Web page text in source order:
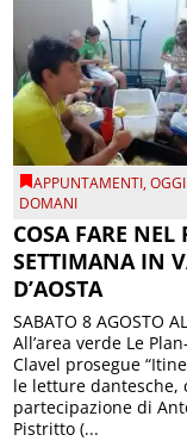
APPUNTAMENTI,
DOMANI
COSA FARE NEL
SETTIMANA IN
D’AOSTA
SABATO 8 AGOSTO
All’area verde Le
Clavel prosegue
le letture dantesche,
partecipazione di
Pistritto (...